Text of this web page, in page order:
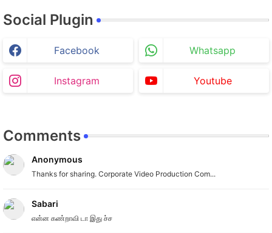
Social Plugin
Facebook Whatsapp
Instagram Youtube
Comments
Anonymous
Thanks for sharing. Corporate Video Production Com...
Sabari
என்ன கண்றாவி டா இது ச்ச